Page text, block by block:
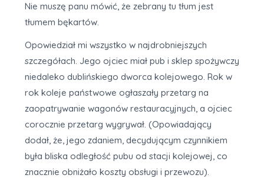
Nie muszę panu mówić, że zebrany tu tłum jest
tłumem bękartów.
Opowiedział mi wszystko w najdrobniejszych
szczegółach. Jego ojciec miał pub i sklep spożywczy
niedaleko dublińskiego dworca kolejowego. Rok w
rok koleje państwowe ogłaszały przetarg na
zaopatrywanie wagonów restauracyjnych, a ojciec
corocznie przetarg wygrywał. (Opowiadający
dodał, że, jego zdaniem, decydującym czynnikiem
była bliska odległość pubu od stacji kolejowej, co
znacznie obniżało koszty obsługi i przewozu).